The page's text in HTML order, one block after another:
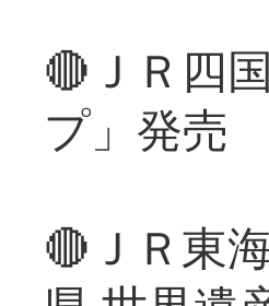
🔴ＪＲ四
プ」発売
🔴ＪＲ東